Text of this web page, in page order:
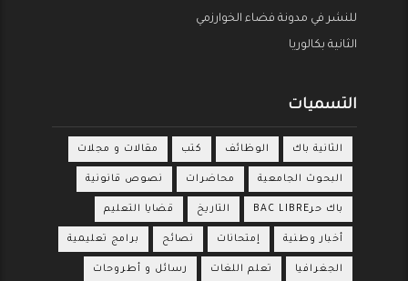
للنشر في مدونة فضاء الخوارزمي
الثانية بكالوريا
التسميات
الثانية باك الوظائف كتب مقالات و مجلات
البحوث الجامعية محاضرات نصوص قانونية
باك حرBAC LIBRE التاريخ قضايا التعليم
أخبار وطنية إمتحانات نصائح برامج تعليمية
الجغرافيا تعلم اللغات رسائل و أطروحات